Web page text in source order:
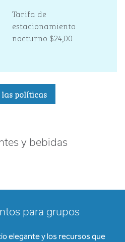
Tarifa de
estacionamiento
nocturno $24,00
las políticas
y bebidas
para grupos
elegante y los recursos que